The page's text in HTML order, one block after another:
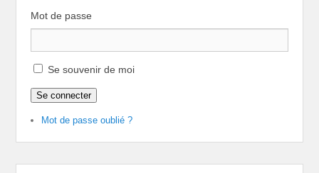
Mot de passe
Se souvenir de moi
Se connecter
Mot de passe oublié ?